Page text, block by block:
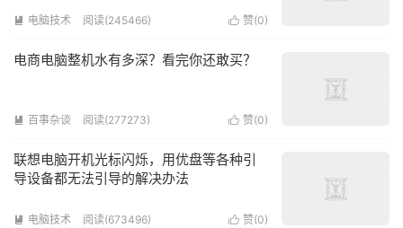
 赞(0)
 电脑技术 阅读(245466)
电商电脑整机水有多深？看完你还敢买？
 赞(0)
 百事杂谈 阅读(277273)
联想电脑开机光标闪烁，用优盘等各种引
导设备都无法引导的解决办法
 赞(0)
 电脑技术 阅读(673496)